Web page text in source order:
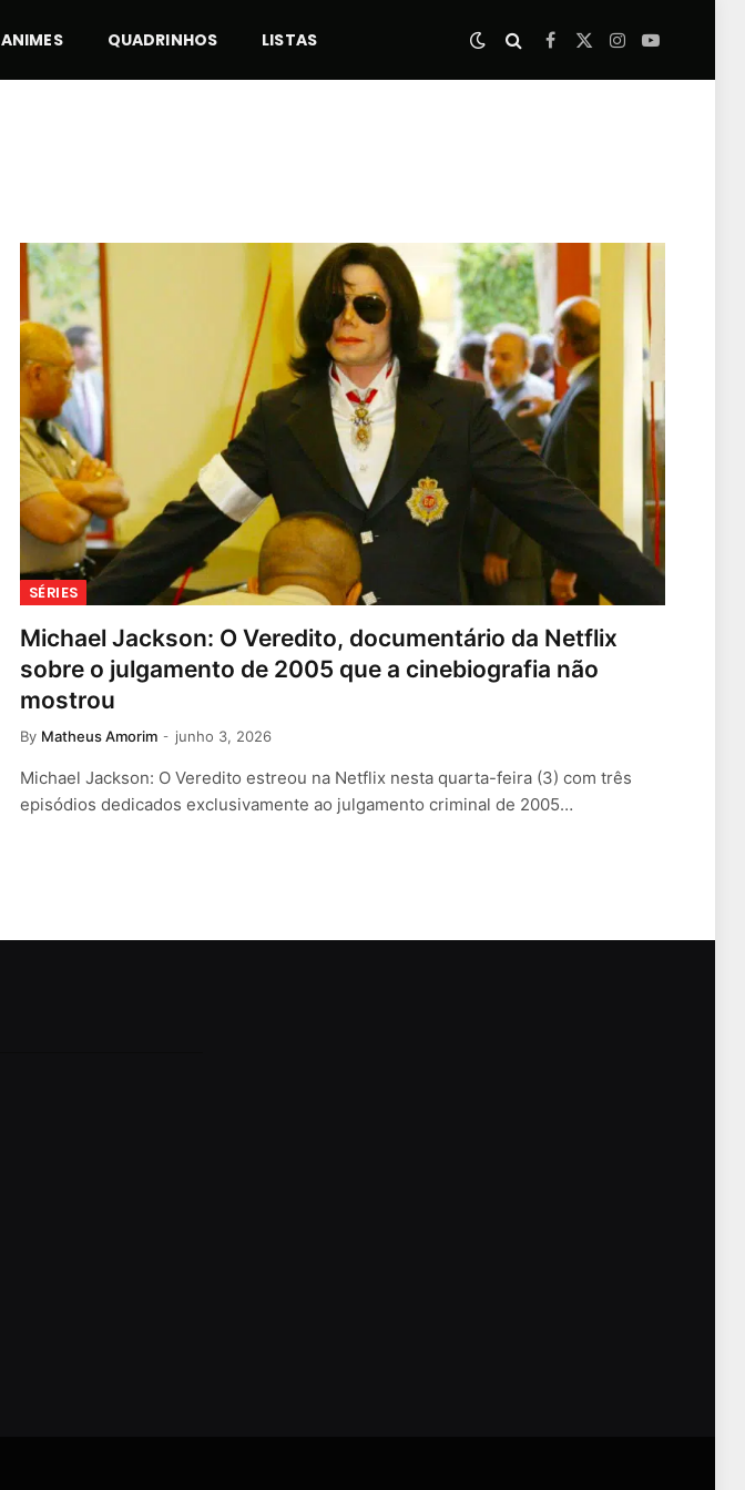
ANIMES QUADRINHOS LISTAS Facebook
X
Instagram
YouTube
SÉRIES
Michael Jackson: O Veredito, documentário da Netflix
sobre o julgamento de 2005 que a cinebiografia não
mostrou
By Matheus Amorim junho 3, 2026
Michael Jackson: O Veredito estreou na Netflix nesta quarta-feira (3) com três
episódios dedicados exclusivamente ao julgamento criminal de 2005…